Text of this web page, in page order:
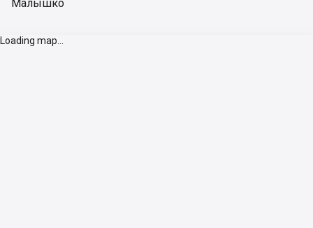
Малышко
Loading map...